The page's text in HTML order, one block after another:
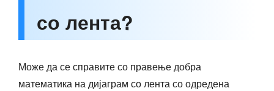
со лента?
Може да се справите со правење добра
математика на дијаграм со лента со одредена